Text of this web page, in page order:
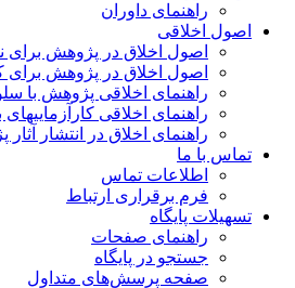
راهنمای داوران
اصول اخلاقی
اصول اخلاق در پژوهش برای
اصول اخلاق در پژوهش برای
راهنمای اخلاقی پژوهش با
راهنمای اخلاقی کارآزماییهای
راهنمای اخلاق در انتشار
تماس با ما
اطلاعات تماس
فرم برقراری ارتباط
تسهیلات پایگاه
راهنمای صفحات
جستجو در پایگاه
صفحه پرسش‌های متداول